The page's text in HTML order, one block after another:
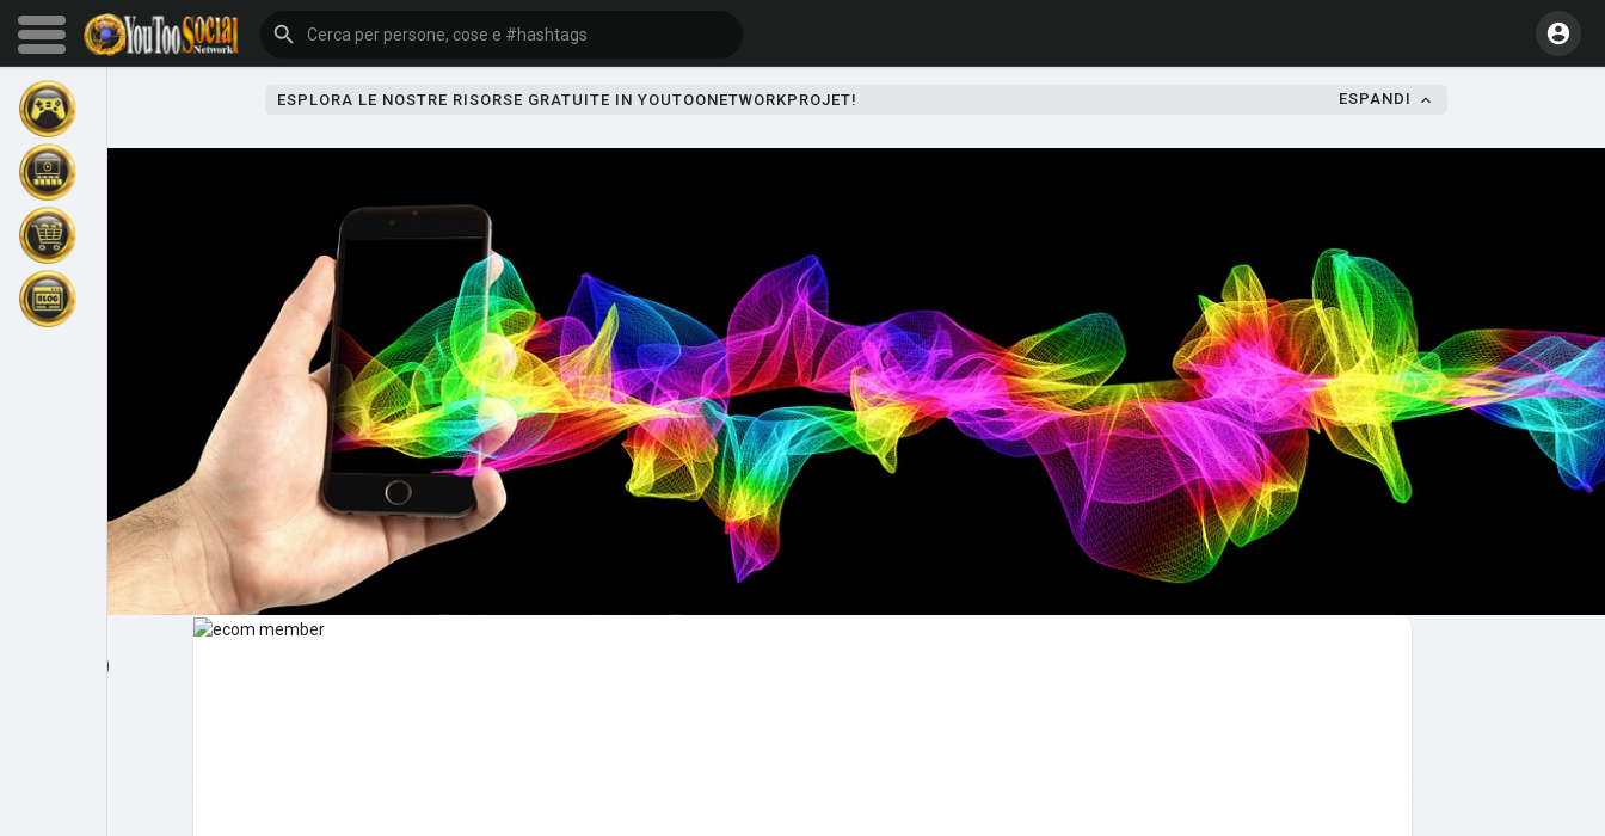
Sfoglia gli eventi
Esplorare
Post popolari Giochi
ESPLORA LE NOSTRE RISORSE GRATUITE IN YOUTOONETWORKPROJET! ESPANDI